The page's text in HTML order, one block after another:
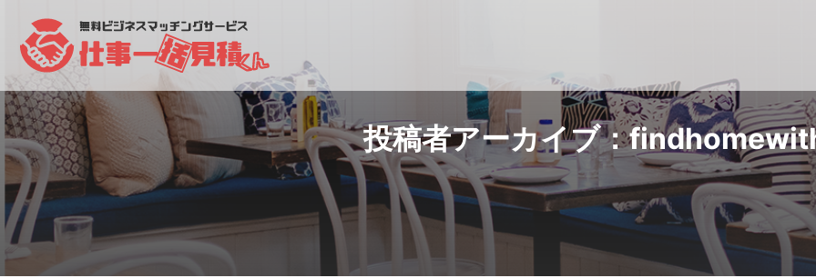
投稿者アーカイブ：